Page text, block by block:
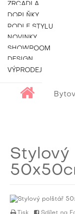
ZRCADLA
DOPLŇKY
PODLE STYLU
NOVINKY
SHOWROOM
DESIGN
VÝPRODEJ
Stylový